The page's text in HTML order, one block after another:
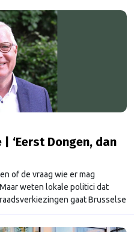
maar de eigen
‘Eerst Dongen, dan
of de vraag wie er mag
weten lokale politici dat
gaat Brusselse
het hele land. Deze editie: René
kijk of beleid dat in Brussel wordt